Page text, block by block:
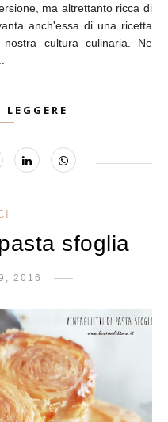
ma altrettanto ricca di
anch'essa di una ricetta
cultura culinaria. Ne
sfoglia
2016